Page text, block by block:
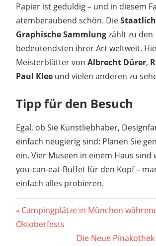
Papier ist geduldig – und in diesem
atemberaubend schön. Die
Graphische Sammlungzählt zu den
bedeutendsten ihrer Art weltweit.
Meisterblätter von Albrecht Dürer,
Paul Klee und vielen anderen zu
Tipp für den Besuch
Egal, ob Sie Kunstliebhaber,
einfach neugierig sind: Planen Sie
ein. Vier Museen in einem Haus sind
you-can-eat-Buffet für den Kopf –
einfach alles probieren.
Beitragsnavigation
Vorheriger
Beitrag:
Campingplätze in München
Oktoberfests
Nächster
Die Neue